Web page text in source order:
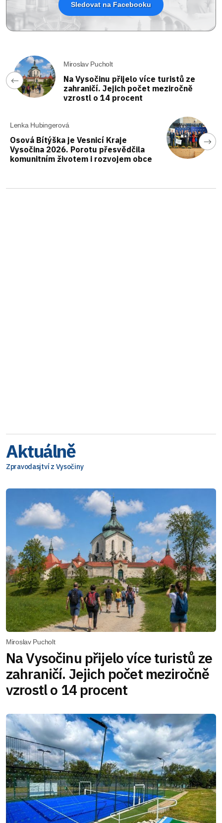
Sledovat na Facebooku
Miroslav Pucholt
Na Vysočinu přijelo více turistů ze
zahraničí. Jejich počet meziročně
vzrostl o 14 procent
Lenka Hubingerová
Osová Bítýška je Vesnicí Kraje
Vysočina 2026. Porotu přesvědčila
komunitním životem i rozvojem obce
Aktuálně
Zpravodasjtví z Vysočiny
Miroslav Pucholt
Na Vysočinu přijelo více turistů ze
zahraničí. Jejich počet meziročně
vzrostl o 14 procent